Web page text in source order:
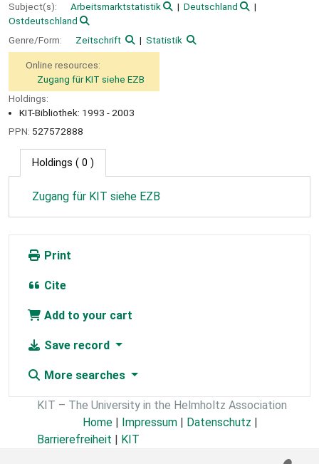
Subject(s):
Arbeitsmarktstatistik
Deutschland
Ostdeutschland
Genre/Form:
Zeitschrift Statistik
Online resources:
Zugang für KIT siehe EZB
Holdings:
KIT-Bibliothek: 1993 - 2003
PPN: 527572888
Holdings ( 0 )
Zugang für KIT siehe EZB
Print
Cite
Add to your cart
Save record
More searches
KIT – The University in the Helmholtz Association
Home | Impressum | Datenschutz |
Barrierefreiheit | KIT